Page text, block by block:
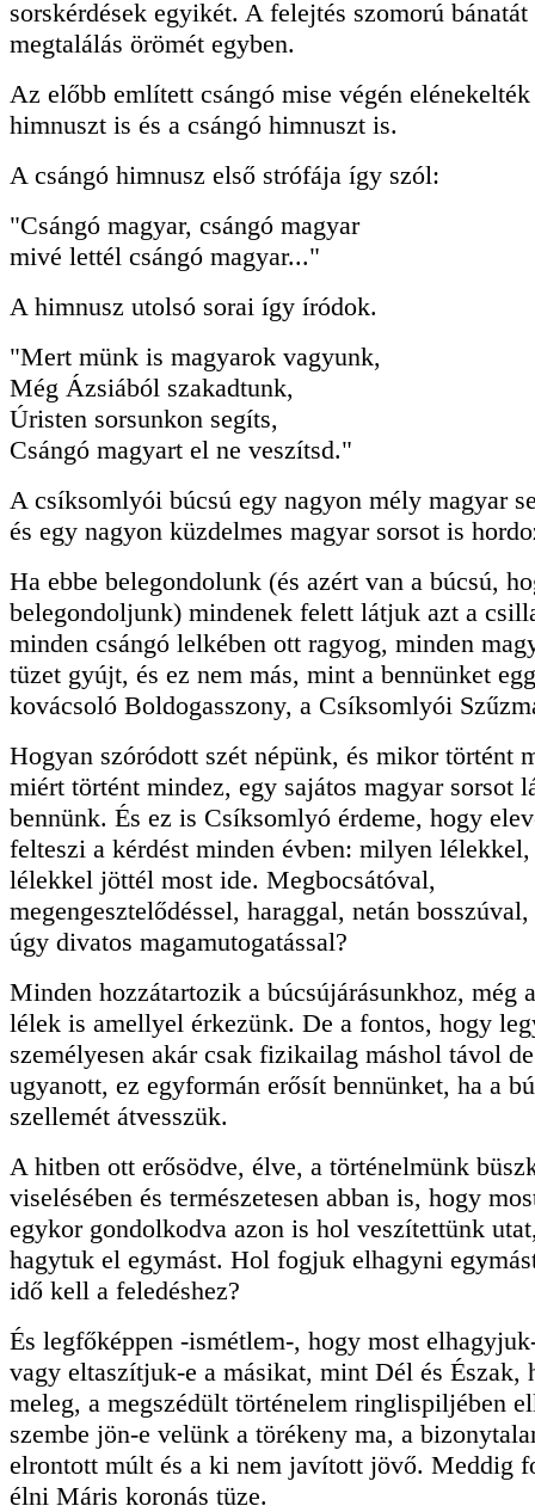
sorskérdések egyikét. A felejtés szomorú bánatát
megtalálás örömét egyben.
Az előbb említett csángó mise végén
himnuszt is és a csángó himnuszt is.
A csángó himnusz első strófája így szól:
"Csángó magyar, csángó magyar
mivé lettél csángó magyar..."
A himnusz utolsó sorai így íródok.
"Mert münk is magyarok vagyunk,
Még Ázsiából szakadtunk,
Úristen sorsunkon segíts,
Csángó magyart el ne veszítsd."
A csíksomlyói búcsú egy nagyon mély magyar
és egy nagyon küzdelmes magyar sorsot is
Ha ebbe belegondolunk (és azért van a búcsú,
belegondoljunk) mindenek felett látjuk azt a
minden csángó lelkében ott ragyog, minden
tüzet gyújt, és ez nem más, mint a bennünket
kovácsoló Boldogasszony, a Csíksomlyói
Hogyan szóródott szét népünk, és mikor történt
miért történt mindez, egy sajátos magyar sorsot
bennünk. És ez is Csíksomlyó érdeme, hogy
felteszi a kérdést minden évben: milyen
lélekkel jöttél most ide. Megbocsátóval,
megengesztelődéssel, haraggal, netán
úgy divatos magamutogatással?
Minden hozzátartozik a búcsújárásunkhoz, még
lélek is amellyel érkezünk. De a fontos, hogy
személyesen akár csak fizikailag máshol távol
ugyanott, ez egyformán erősít bennünket, ha a
szellemét átvesszük.
A hitben ott erősödve, élve, a történelmünk
viselésében és természetesen abban is, hogy
egykor gondolkodva azon is hol veszítettünk
hagytuk el egymást. Hol fogjuk elhagyni
idő kell a feledéshez?
És legfőképpen -ismétlem-, hogy most
vagy eltaszítjuk-e a másikat, mint Dél és Észak,
meleg, a megszédült történelem ringlispiljében
szembe jön-e velünk a törékeny ma, a
elrontott múlt és a ki nem javított jövő. Meddig
élni Máris koronás tüze.